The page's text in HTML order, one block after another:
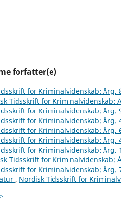
forfatter(e)
for Kriminalvidenskab: Årg.
Tidsskrift for Kriminalvidenskab:
for Kriminalvidenskab: Årg.
for Kriminalvidenskab: Årg.
for Kriminalvidenskab: Årg.
for Kriminalvidenskab: Årg.
for Kriminalvidenskab: Årg.
Tidsskrift for Kriminalvidenskab:
for Kriminalvidenskab: Årg.
, Nordisk Tidsskrift for